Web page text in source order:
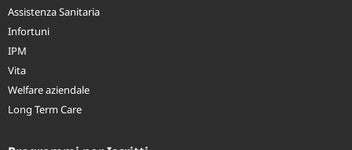
Assistenza Sanitaria
Infortuni
IPM
Vita
Welfare aziendale